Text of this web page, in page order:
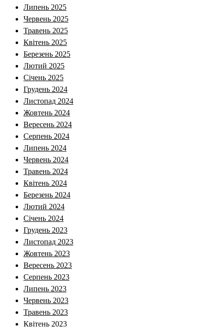
Липень 2025
Червень 2025
Травень 2025
Квітень 2025
Березень 2025
Лютий 2025
Січень 2025
Грудень 2024
Листопад 2024
Жовтень 2024
Вересень 2024
Серпень 2024
Липень 2024
Червень 2024
Травень 2024
Квітень 2024
Березень 2024
Лютий 2024
Січень 2024
Грудень 2023
Листопад 2023
Жовтень 2023
Вересень 2023
Серпень 2023
Липень 2023
Червень 2023
Травень 2023
Квітень 2023